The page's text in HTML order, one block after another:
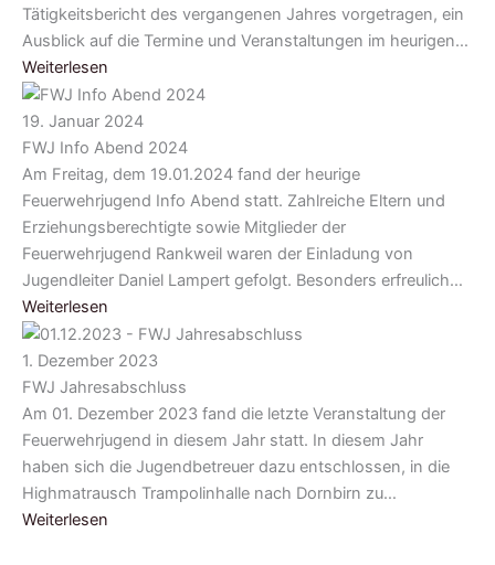
Tätigkeitsbericht des vergangenen Jahres vorgetragen, ein
Ausblick auf die Termine und Veranstaltungen im heurigen…
Weiterlesen
19. Januar 2024
FWJ Info Abend 2024
Am Freitag, dem 19.01.2024 fand der heurige
Feuerwehrjugend Info Abend statt. Zahlreiche Eltern und
Erziehungsberechtigte sowie Mitglieder der
Feuerwehrjugend Rankweil waren der Einladung von
Jugendleiter Daniel Lampert gefolgt. Besonders erfreulich…
Weiterlesen
1. Dezember 2023
FWJ Jahresabschluss
Am 01. Dezember 2023 fand die letzte Veranstaltung der
Feuerwehrjugend in diesem Jahr statt. In diesem Jahr
haben sich die Jugendbetreuer dazu entschlossen, in die
Highmatrausch Trampolinhalle nach Dornbirn zu…
Weiterlesen